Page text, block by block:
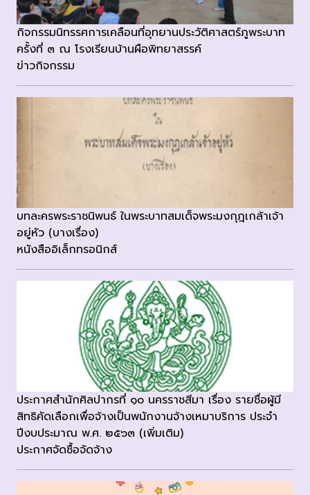
กิจกรรมนิทรรศการเคลือนที่อุทยานประวัติศาสตร์ภูพระบาท
ครั้งที่ ๓ ณ โรงเรียนบ้านผือพิทยาสรรค์
ข่าวกิจกรรม
บทละครพระราชนิพนธ์ ในพระบาทสมเด็จพระมงกุฎเกล้าเจ้า
อยู่หัว (บางเรื่อง)
หนังสืออิเล็กทรอนิกส์
ประกาศสำนักศิลปากรที่ ๑๐ นครราชสีมา เรื่อง รายชื่อผู้มี
สิทธิคัดเลือกเพื่อจ้างเป็นพนักงานจ้างเหมาบริการ ประจำ
ปีงบประมาณ พ.ศ. ๒๕๖๓ (เพิ่มเติม)
ประกาศจัดซื้อจัดจ้าง